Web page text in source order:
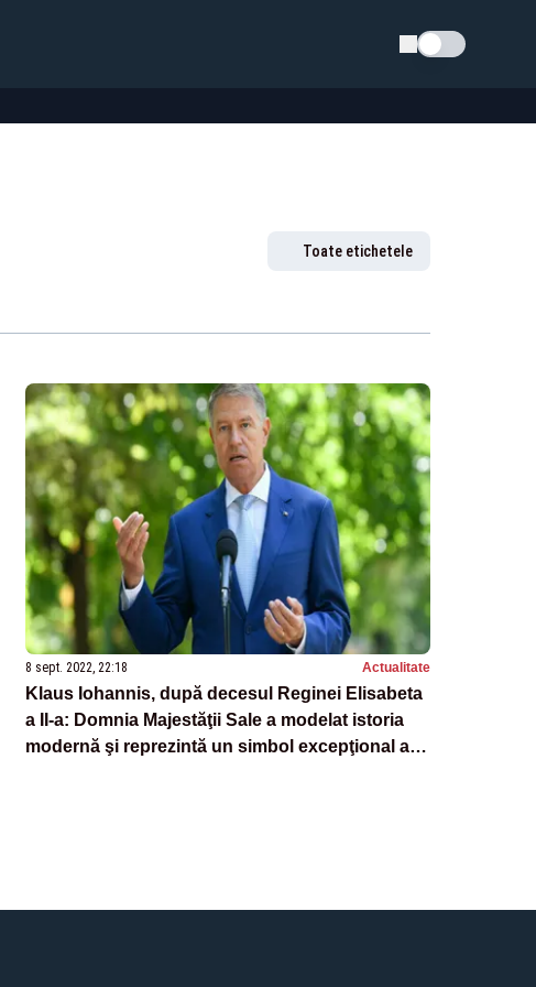
Schimba tema
Toate etichetele
8 sept. 2022, 22:18 Actualitate
Klaus Iohannis, după decesul Reginei Elisabeta
a II-a: Domnia Majestăţii Sale a modelat istoria
modernă şi reprezintă un simbol excepţional al